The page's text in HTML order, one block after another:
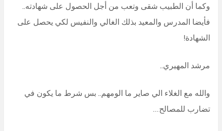
وكما أن الطبيب شقى وتعب من أجل الحصول على شهادته..
فأيضا المدرس والمعيد بذلك الغالي والنفيس لكي يحصل على
الشهادة!
مرشد المهيري..
والله مع الغلاء الي صاير ما الومهم.. بس شرط ما يكون في
تضارب للمصالح…